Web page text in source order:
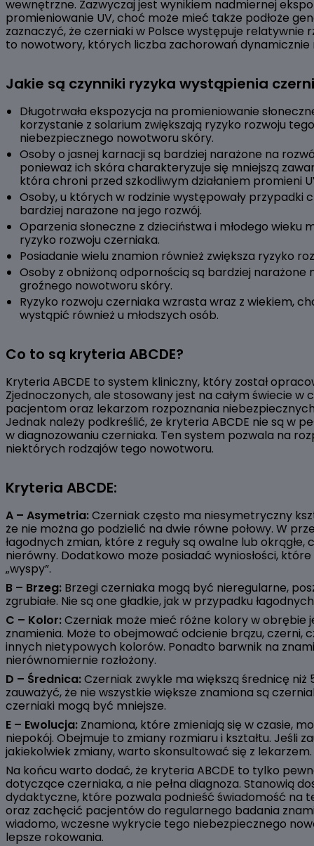
wewnętrzne. Zazwyczaj jest wynikiem nadmiernej
promieniowanie UV, choć może mieć także podłoże
zaznaczyć, że czerniaki w Polsce występuje relatywnie
to nowotwory, których liczba zachorowań dynamicznie
Jakie są czynniki ryzyka wystąpienia
Długotrwała ekspozycja na promieniowanie
korzystanie z solarium zwiększają ryzyko rozwoju tego
niebezpiecznego nowotworu skóry.
Osoby o jasnej karnacji są bardziej narażone na
ponieważ ich skóra charakteryzuje się mniejszą
która chroni przed szkodliwym działaniem promieni
Osoby, u których w rodzinie występowały przypadki
bardziej narażone na jego rozwój.
Oparzenia słoneczne z dzieciństwa i młodego wieku
ryzyko rozwoju czerniaka.
Posiadanie wielu znamion również zwiększa ryzyko
Osoby z obniżoną odpornością są bardziej narażone
groźnego nowotworu skóry.
Ryzyko rozwoju czerniaka wzrasta wraz z wiekiem,
wystąpić również u młodszych osób.
Co to są kryteria ABCDE?
Kryteria ABCDE to system kliniczny, który został
Zjednoczonych, ale stosowany jest na całym świecie w
pacjentom oraz lekarzom rozpoznania
Jednak należy podkreślić, że kryteria ABCDE nie są w
w diagnozowaniu czerniaka. Ten system pozwala na
niektórych rodzajów tego nowotworu.
Kryteria ABCDE:
A – Asymetria:Czerniak często ma niesymetryczny
że nie można go podzielić na dwie równe połowy. W
łagodnych zmian, które z reguły są owalne lub okrągłe,
nierówny. Dodatkowo może posiadać wyniosłości,
„wyspy”.
B – Brzeg: Brzegi czerniaka mogą być nieregularne,
zgrubiałe. Nie są one gładkie, jak w przypadku
C – Kolor:Czerniak może mieć różne kolory w obrębie
znamienia. Może to obejmować odcienie brązu, czerni,
innych nietypowych kolorów. Ponadto barwnik na
nierównomiernie rozłożony.
D – Średnica:Czerniak zwykle ma większą średnicę niż
zauważyć, że nie wszystkie większe znamiona są
czerniaki mogą być mniejsze.
E – Ewolucja: Znamiona, które zmieniają się w czasie,
niepokój. Obejmuje to zmiany rozmiaru i kształtu. Jeśli
jakiekolwiek zmiany, warto skonsultować się z lekarzem.
Na końcu warto dodać, że kryteria ABCDE to tylko
dotyczące czerniaka, a nie pełna diagnoza. Stanowią
dydaktyczne, które pozwala podnieść świadomość na
oraz zachęcić pacjentów do regularnego badania
wiadomo, wczesne wykrycie tego niebezpiecznego
lepsze rokowania.